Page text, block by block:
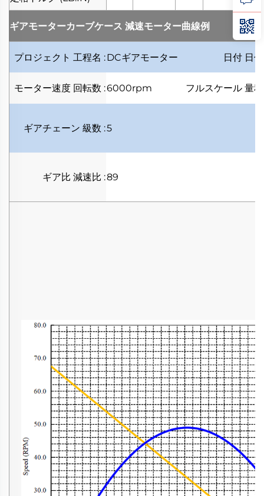
ギアモーターカーブケース 減速モーター曲線例
プロジェクト 工程名 :DCギアモーター 日付 日
モーター速度 回転数 :6000rpm フルスケール 量
ギアチェーン 級数 :5
ギア比 減速比 :89